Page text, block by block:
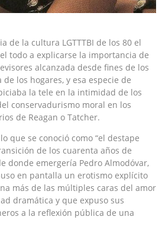
de la cultura LGTTTBI de los 80 el
todo a explicarse la importancia de
alcanzada desde fines de los
los hogares, y esa especie de
la tele en la intimidad de los
conservadurismo moral en los
de Reagan o Tatcher.
que se conoció como “el destape
de los cuarenta años de
donde emergería Pedro Almodóvar,
en pantalla un erotismo explícito
más de las múltiples caras del amor
dramática y que expuso sus
a la reflexión pública de una